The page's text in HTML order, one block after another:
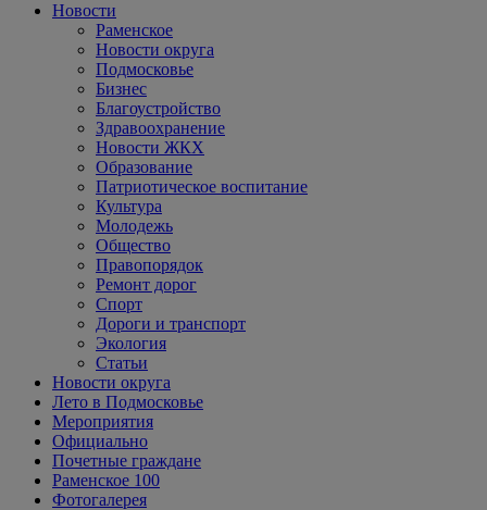
Новости
Раменское
Новости округа
Подмосковье
Бизнес
Благоустройство
Здравоохранение
Новости ЖКХ
Образование
Патриотическое воспитание
Культура
Молодежь
Общество
Правопорядок
Ремонт дорог
Спорт
Дороги и транспорт
Экология
Статьи
Новости округа
Лето в Подмосковье
Мероприятия
Официально
Почетные граждане
Раменское 100
Фотогалерея